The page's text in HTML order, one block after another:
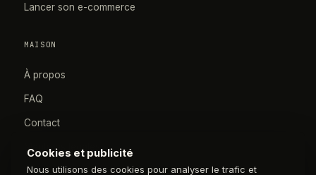
Lancer son e-commerce
MAISON
À propos
FAQ
Contact
Mentions légales
Confidentialité
Cookies et publicité
Nous utilisons des cookies pour analyser le trafic et